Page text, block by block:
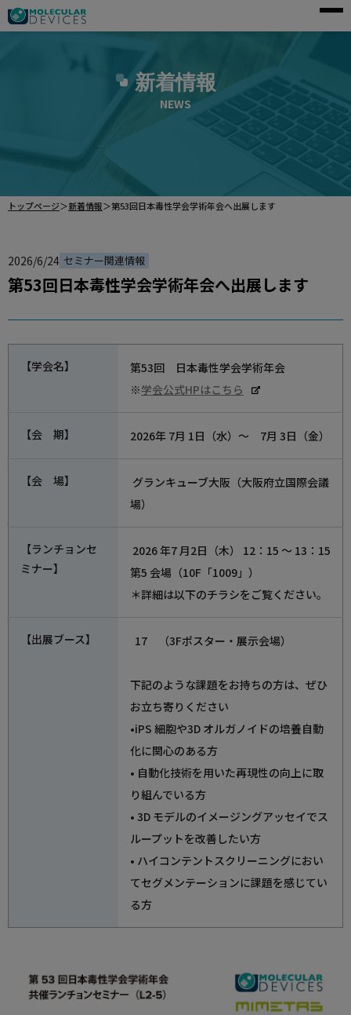
アプリケーション
製品一覧
企業情報
修理、不具合、点検、移設等のお問い合わせ
新着情報
NEWS
トップページ＞新着情報＞第53回日本毒性学会学術年会へ出展します
2026/6/24 セミナー関連情報
第53回日本毒性学会学術年会へ出展します
【学会名】
第53回 日本毒性学会学術年会
※学会公式HPはこちら
【会 期】 2026年 7月 1日（水）～ 7月 3日（金）
【会 場】
グランキューブ大阪（大阪府立国際会議
場）
【ランチョンセ
ミナー】
2026 年7 月2日（木） 12：15 ～ 13：15
第5 会場（10F「1009」）
＊詳細は以下のチラシをご覧ください。
【出展ブース】 17 （3Fポスター・展示会場）
下記のような課題をお持ちの方は、ぜひ
お立ち寄りください
•iPS 細胞や3D オルガノイドの培養自動
化に関心のある方
• 自動化技術を用いた再現性の向上に取
り組んでいる方
• 3D モデルのイメージングアッセイでス
ループットを改善したい方
• ハイコンテントスクリーニングにおい
てセグメンテーションに課題を感じてい
る方